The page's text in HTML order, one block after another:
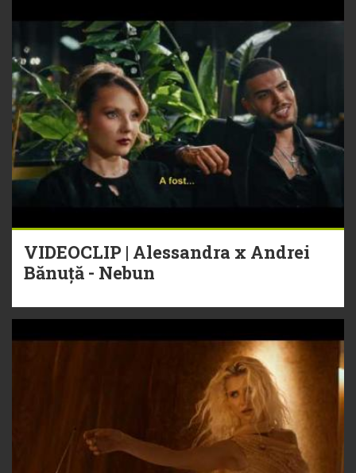
VIDEOCLIP | Alessandra x Andrei
Bănuță - Nebun